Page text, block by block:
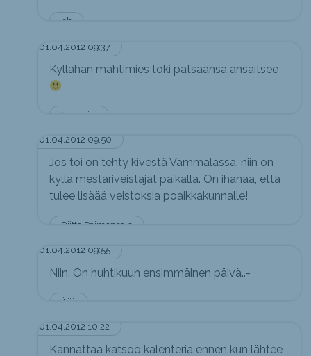
nh
01.04.2012 09:37
Nimetön
Kyllähän mahtimies toki patsaansa ansaitsee
01.04.2012 09:50
Riitta Paimensalo
Jos toi on tehty kivestä Vammalassa, niin on
kyllä mestariveistäjät paikalla. On ihanaa, että
tulee lisäää veistoksia poaikkakunnalle!
01.04.2012 09:55
Äijä
Niin. On huhtikuun ensimmäinen päivä..-
01.04.2012 10:22
Kannattaa katsoo kalenteria ennen kun lähtee